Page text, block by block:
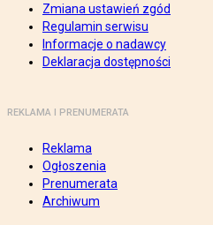
Zmiana ustawień zgód
Regulamin serwisu
Informacje o nadawcy
Deklaracja dostępności
REKLAMA I PRENUMERATA
Reklama
Ogłoszenia
Prenumerata
Archiwum